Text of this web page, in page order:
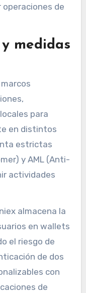
de
medidas
para
en distintos
estrictas
y AML (Anti-
actividades
almacena la
en wallets
el riesgo de
de dos
con
de